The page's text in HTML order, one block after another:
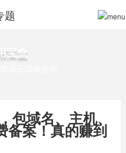
题
宝盒
包域名、主机、
备案！真的赚到